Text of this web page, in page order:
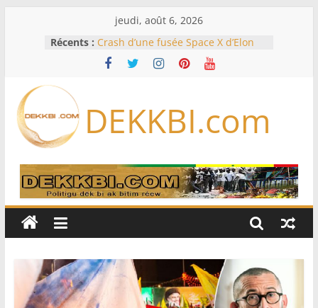
jeudi, août 6, 2026
Récents : Crash d’une fusée Space X d’Elon
Musk sur la Lune: entre pollution
spatiale et ouverture sur la
Diallo devrait assurer l’intérim des
Lions en septembre
sélectionneurs sur 10 déjà partis
Sécheresse: Faut-il stocker l’eau?
À Ceuta, le bilan des morts monte à
75 côté espagnol, 11 côté marocain
DEKKBI.com